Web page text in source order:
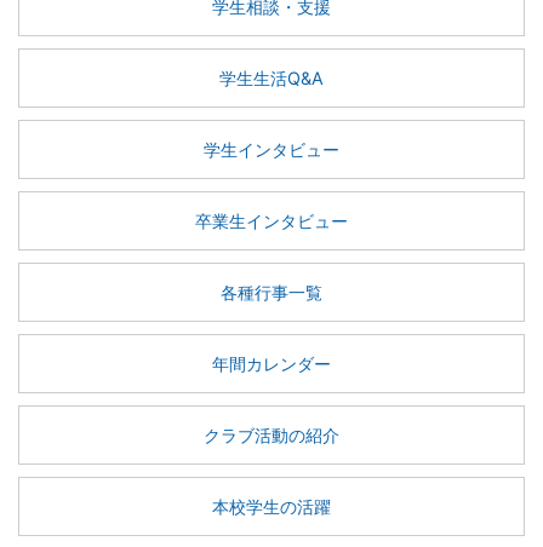
学生相談・支援
学生生活Q&A
学生インタビュー
卒業生インタビュー
各種行事一覧
年間カレンダー
クラブ活動の紹介
本校学生の活躍